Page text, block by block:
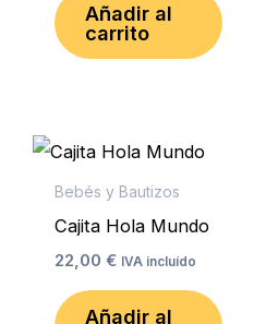
Añadir al
carrito
Bebés y Bautizos
Cajita Hola Mundo
22,00 € IVA incluído
Añadir al